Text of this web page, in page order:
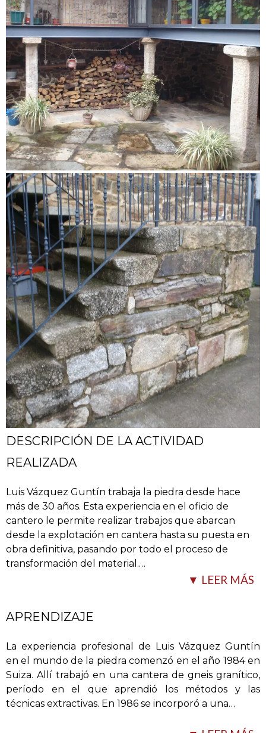
DESCRIPCIÓN DE LA ACTIVIDAD
REALIZADA
Luis Vázquez Guntín trabaja la piedra desde hace
más de 30 años. Esta experiencia en el oficio de
cantero le permite realizar trabajos que abarcan
desde la explotación en cantera hasta su puesta en
obra definitiva, pasando por todo el proceso de
transformación del material.…
Realiza las siguientes actividades:
– Extracción y desdoble de gneis granítico en cantera.
▼ LEER MÁS
APRENDIZAJE
La experiencia profesional de Luis Vázquez Guntín
en el mundo de la piedra comenzó en el año 1984 en
Suiza. Allí trabajó en una cantera de gneis granítico,
período en el que aprendió los métodos y las
técnicas extractivas. En 1986 se incorporó a una…